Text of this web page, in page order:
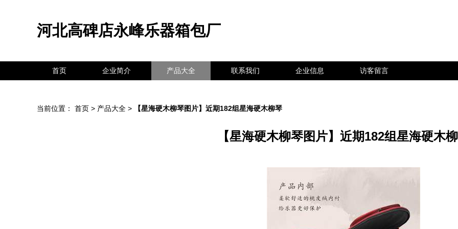
河北高碑店永峰乐器箱包厂
首页 企业简介 产品大全 联系我们 企业信息 访客留言
当前位置： 首页 > 产品大全 > 【星海硬木柳琴图片】近期182组星海硬木柳琴
【星海硬木柳琴图片】近期182组星海硬木